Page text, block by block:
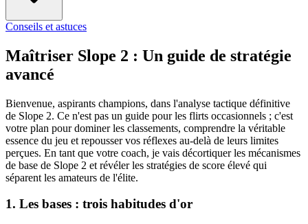
Conseils et astuces
Maîtriser Slope 2 : Un guide de stratégie
avancé
Bienvenue, aspirants champions, dans l'analyse tactique définitive
de Slope 2. Ce n'est pas un guide pour les flirts occasionnels ; c'est
votre plan pour dominer les classements, comprendre la véritable
essence du jeu et repousser vos réflexes au-delà de leurs limites
perçues. En tant que votre coach, je vais décortiquer les mécanismes
de base de Slope 2 et révéler les stratégies de score élevé qui
séparent les amateurs de l'élite.
1. Les bases : trois habitudes d'or